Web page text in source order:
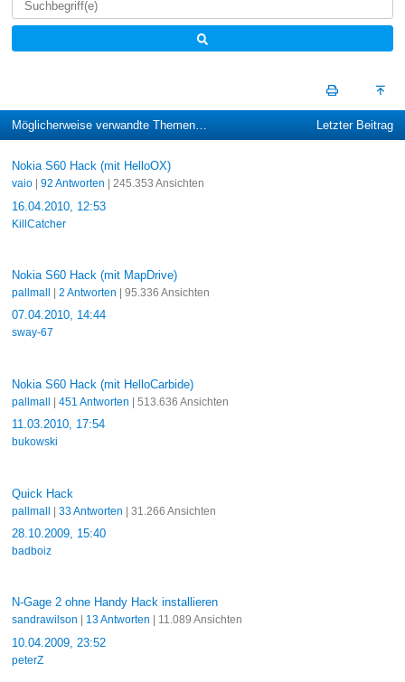
Möglicherweise verwandte Themen… Letzter Beitrag
Nokia S60 Hack (mit HelloOX)
vaio| 92 Antworten | 245.353 Ansichten
16.04.2010, 12:53
KillCatcher
Nokia S60 Hack (mit MapDrive)
pallmall 2 Antworten | 95.336 Ansichten
07.04.2010, 14:44
sway-67
Nokia S60 Hack (mit HelloCarbide)
pallmall 451 Antworten | 513.636 Ansichten
11.03.2010, 17:54
bukowski
Quick Hack
pallmall 33 Antworten | 31.266 Ansichten
28.10.2009, 15:40
badboiz
N-Gage 2 ohne Handy Hack installieren
sandrawilson 13 Antworten | 11.089 Ansichten
10.04.2009, 23:52
peterZ